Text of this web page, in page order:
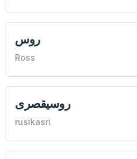
روس
Ross
روسيقصری
rusikasri